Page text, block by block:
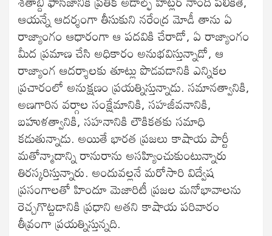
ఆయన్నే ఆదర్శంగా తీసుకుని నరేంద్ర మోడీ తాను ఏ
రాజ్యాంగం ఆధారంగా ఆ పదవికి చేరాడో, ఏ రాజ్యాంగం
మీద ప్రమాణ చేసి అధికారం అనుభవిస్తున్నాడో, ఆ
రాజ్యాంగ ఆదర్శాలకు తూట్లు పొడవడానికి ఎన్నికల
ప్రచారంలో అనుక్షణం ప్రయత్నిస్తున్నాడు. సమానత్వానికి,
అణగారిన వర్గాల సంక్షేమానికి, సహజీవనానికి,
బహుళత్వానికి, సహనానికి లౌకికతకు సమాధి
కడుతున్నాడు. అయితే భారత ప్రజలు కాషాయ పార్టీ
మతోన్మాదాన్ని రానురాను అసహ్యించుకుంటున్నారు
తిరస్కరిస్తున్నారు. అందువల్లనే మరోసారి విద్వేష
ప్రసంగాలతో హిందూ మెజారిటీ ప్రజల మనోభావాలను
రెచ్చగొట్టడానికి ప్రధాని అతని కాషాయ పరివారం
తీవ్రంగా ప్రయత్నిస్తున్నది.